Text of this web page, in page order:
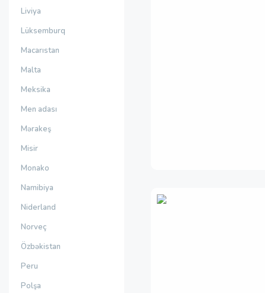
Liviya
Lüksemburq
Macarıstan
Malta
Meksika
Men adası
Mərakeş
Misir
Monako
Namibiya
Niderland
Norveç
Özbəkistan
Peru
Polşa